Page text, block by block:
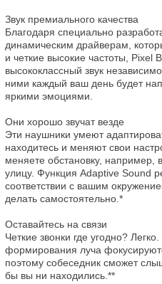
Звук премиального качества
Благодаря специально
динамическим драйверам,
и четкие высокие частоты, Pixel
высококлассный звук
ними каждый ваш день будет
яркими эмоциями.
Они хорошо звучат везде
Эти наушники умеют
находитесь и меняют свои
меняете обстановку,
улицу. Функция Adaptive Sound
соответствии с вашим
делать самостоятельно.*
Оставайтесь на связи
Четкие звонки где угодно?
формирования луча
поэтому собеседник сможет
бы вы ни находились.**